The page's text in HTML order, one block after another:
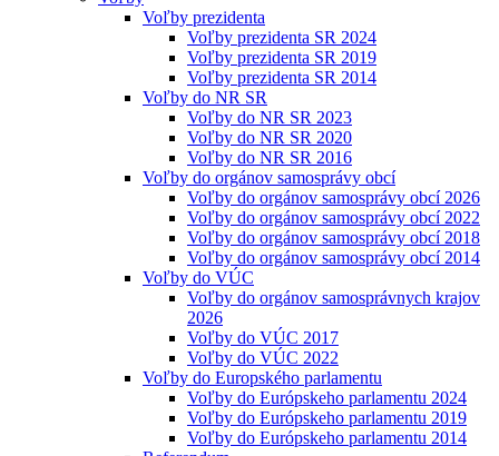
Voľby prezidenta
Voľby prezidenta SR 2024
Voľby prezidenta SR 2019
Voľby prezidenta SR 2014
Voľby do NR SR
Voľby do NR SR 2023
Voľby do NR SR 2020
Voľby do NR SR 2016
Voľby do orgánov samosprávy obcí
Voľby do orgánov samosprávy obcí 2026
Voľby do orgánov samosprávy obcí 2022
Voľby do orgánov samosprávy obcí 2018
Voľby do orgánov samosprávy obcí 2014
Voľby do VÚC
Voľby do orgánov samosprávnych krajov
2026
Voľby do VÚC 2017
Voľby do VÚC 2022
Voľby do Europského parlamentu
Voľby do Európskeho parlamentu 2024
Voľby do Európskeho parlamentu 2019
Voľby do Európskeho parlamentu 2014